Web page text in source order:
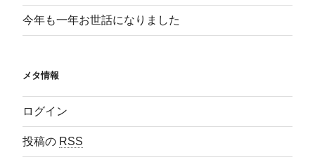
今年も一年お世話になりました
メタ情報
ログイン
投稿の RSS